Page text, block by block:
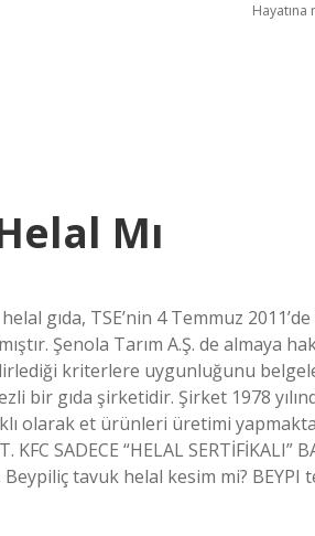
Mı
gıda, TSE’nin 4 Temmuz
Şenola Tarım A.Ş. de almaya
kriterlere uygunluğunu
bir gıda şirketidir. Şirket 1978
olarak et ürünleri üretimi
KFC SADECE “HELAL SERTİFİKALI”
Beypiliç tavuk helal kesim mi?